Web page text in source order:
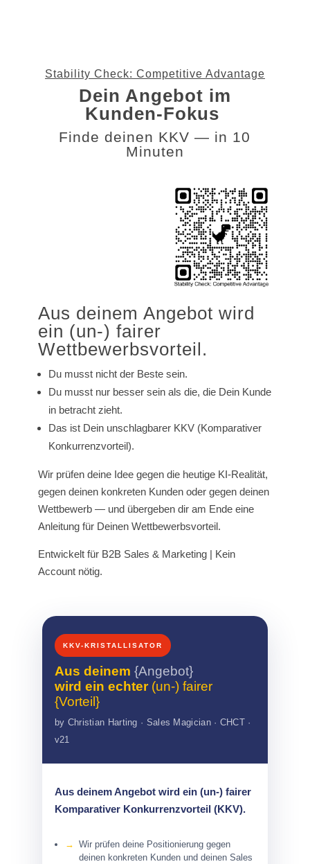
Stability Check: Competitive Advantage
Dein Angebot im
Kunden-Fokus
Finde deinen KKV — in 10
Minuten
Aus deinem Angebot wird
ein (un-) fairer
Wettbewerbsvorteil.
Du musst nicht der Beste sein.
Du musst nur besser sein als die, die Dein Kunde
in betracht zieht.
Das ist Dein unschlagbarer KKV (Komparativer
Konkurrenzvorteil).
Wir prüfen deine Idee gegen die heutige KI-Realität,
gegen deinen konkreten Kunden oder gegen deinen
Wettbewerb — und übergeben dir am Ende eine
Anleitung für Deinen Wettbewerbsvorteil.
Entwickelt für B2B Sales & Marketing | Kein
Account nötig.
KKV-KRISTALLISATOR
Aus deinem {Angebot}
wird ein echter (un-) fairer
{Vorteil}
by Christian Harting · Sales Magician · CHCT ·
v21
Aus deinem Angebot wird ein (un-) fairer
Komparativer Konkurrenzvorteil (KKV).
Wir prüfen deine Positionierung gegen
deinen konkreten Kunden und deinen Sales